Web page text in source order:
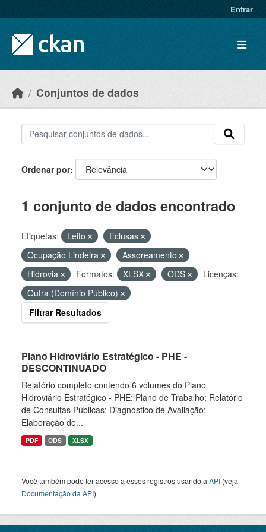
Entrar
Conjuntos de dados
Ordenar por
1 conjunto de dados encontrado
Etiquetas: Leito
Eclusas
Ocupação Lindeira
Assoreamento
Hidrovia
Formatos: XLSX ODS
Licenças:
Outra (Domínio Público)
Filtrar Resultados
Plano Hidroviário Estratégico - PHE -
DESCONTINUADO
Relatório completo contendo 6 volumes do Plano
Hidroviário Estratégico - PHE: Plano de Trabalho; Relatório
de Consultas Públicas; Diagnóstico de Avaliação;
Elaboração de...
PDF ODS XLSX
Você também pode ter acesso a esses registros usando a API (veja
Documentação da API).